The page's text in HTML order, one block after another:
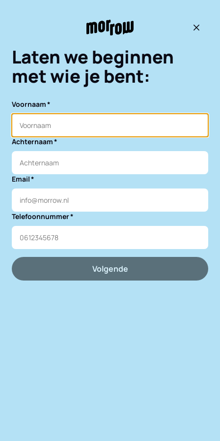
Terug
Laten we beginnen
met wie je bent:
Voornaam
Achternaam
Email
Telefoonnummer
Volgende